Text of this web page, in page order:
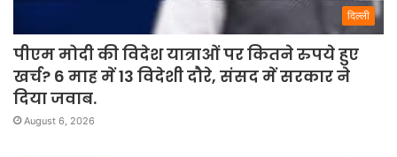
दिल्ली
पीएम मोदी की विदेश यात्राओं पर कितने रुपये हुए
खर्च? 6 माह में 13 विदेशी दौरे, संसद में सरकार ने
दिया जवाब.
August 6, 2026